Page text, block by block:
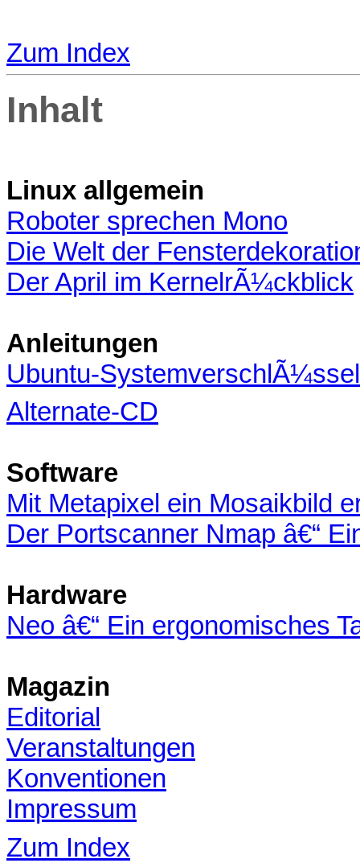
Zum Index
Inhalt
Linux allgemein
Roboter sprechen Mono
Die Welt der
Der April im KernelrÃ¼ckblick
Anleitungen
Ubuntu-
Alternate-CD
Software
Mit Metapixel ein Mosaikbild
Der Portscanner Nmap â€“
Hardware
Neo â€“ Ein ergonomisches
Magazin
Editorial
Veranstaltungen
Konventionen
Impressum
Zum Index